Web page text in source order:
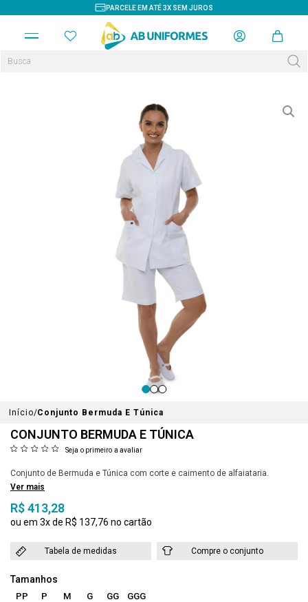
PARCELE EM ATÉ 3X SEM JUROS
Início Conjunto Bermuda E Túnica
CONJUNTO BERMUDA E TÚNICA
Seja o primeiro a avaliar
Conjunto de Bermuda e Túnica com corte e caimento de alfaiataria.
Ver mais
R$ 413,28
3x R$ 137,76
Tabela de medidas Compre o conjunto
PP P M G GG GGG